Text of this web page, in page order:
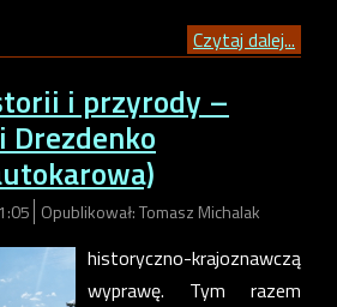
Czytaj dalej...
i przyrody –
Drezdenko
Opublikował: Tomasz Michalak
historyczno-krajoznawczą
wyprawę. Tym razem